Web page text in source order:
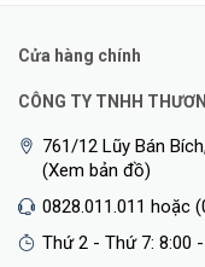
Cửa hàng chính
CÔNG TY TNHH
761/12 Lũy Bán
(Xem bản đồ)
0828.011.011 hoặc
Thứ 2 - Thứ 7: 8:00